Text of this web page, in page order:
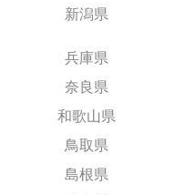
新潟県
兵庫県
奈良県
和歌山県
鳥取県
島根県